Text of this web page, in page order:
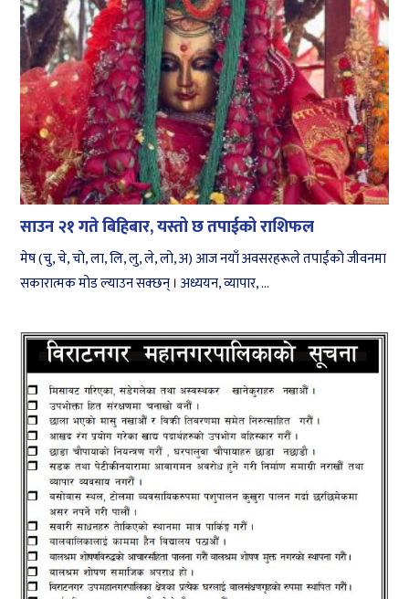
साउन २१ गते बिहिबार, यस्तो छ तपाईको राशिफल
मेष (चु, चे, चो, ला, लि, लु, ले, लो, अ) आज नयाँ अवसरहरूले तपाईंको जीवनमा
सकारात्मक मोड ल्याउन सक्छन् । अध्ययन, व्यापार, ...